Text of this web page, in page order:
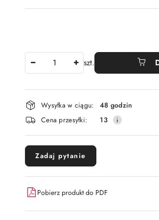
szt.
Dostępność
i
dostawa
Wysyłka w ciągu:
48 godzin
Cena przesyłki:
13
Zadaj pytanie
Pobierz produkt do PDF